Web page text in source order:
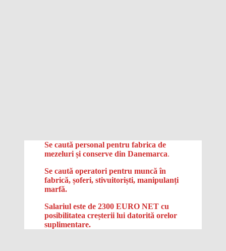
Se caută personal pentru fabrica de
mezeluri și conserve din Danemarca.
Se caută operatori pentru muncă în
fabrică, șoferi, stivuitoriști, manipulanți
marfă.
Salariul este de 2300 EURO NET cu
posibilitatea creșterii lui datorită orelor
suplimentare.